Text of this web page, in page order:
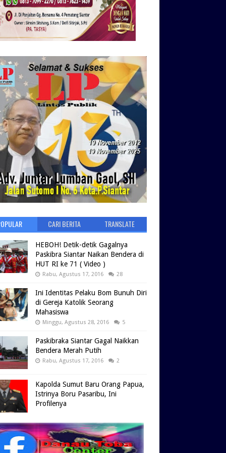
CARI BERITA TRANSLATE
HEBOH! Detik-detik Gagalnya
Paskibra Siantar Naikan Bendera di
HUT RI ke 71 ( Video )
Rabu, Agustus 17, 2016 28
Ini Identitas Pelaku Bom Bunuh Diri
di Gereja Katolik Seorang
Mahasiswa
Minggu, Agustus 28, 2016 5
Paskibraka Siantar Gagal Naikkan
Bendera Merah Putih
Rabu, Agustus 17, 2016 2
Kapolda Sumut Baru Orang Papua,
Istrinya Boru Pasaribu, Ini
Profilenya